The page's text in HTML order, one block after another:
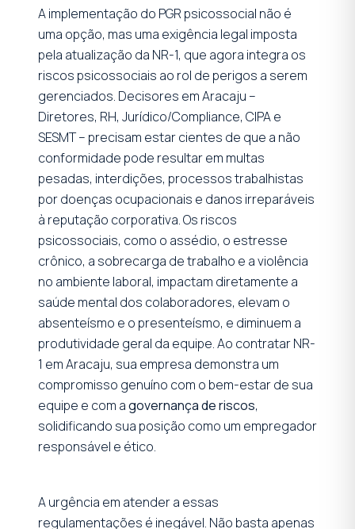
A implementação do PGR psicossocial não é
uma opção, mas uma exigência legal imposta
pela atualização da NR-1, que agora integra os
riscos psicossociais ao rol de perigos a serem
gerenciados. Decisores em Aracaju –
Diretores, RH, Jurídico/Compliance, CIPA e
SESMT – precisam estar cientes de que a não
conformidade pode resultar em multas
pesadas, interdições, processos trabalhistas
por doenças ocupacionais e danos irreparáveis
à reputação corporativa. Os riscos
psicossociais, como o assédio, o estresse
crônico, a sobrecarga de trabalho e a violência
no ambiente laboral, impactam diretamente a
saúde mental dos colaboradores, elevam o
absenteísmo e o presenteísmo, e diminuem a
produtividade geral da equipe. Ao contratar NR-
1 em Aracaju, sua empresa demonstra um
compromisso genuíno com o bem-estar de sua
equipe e com agovernança de riscos,
solidificando sua posição como um empregador
responsável e ético.
A urgência em atender a essas
regulamentações é inegável. Não basta apenas